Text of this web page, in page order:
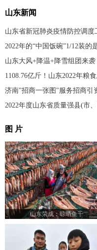
山东新闻
山东省新冠肺炎疫情防控调
2022年的“中国饭碗”1/12装的
山东大风+降温+降雪组团来袭
1108.76亿斤！山东2022年粮
济南"招商一张图"服务招商引
2022年度山东省质量强县(市
图 片
山东荣成：晾晒鱼干